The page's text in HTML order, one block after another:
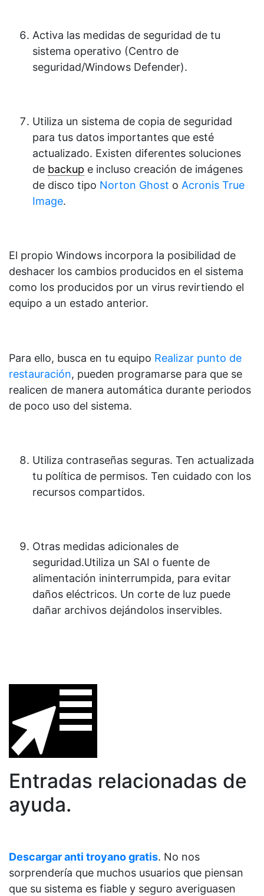
Activa las medidas de seguridad de tu
sistema operativo (Centro de
seguridad/Windows Defender).
Utiliza un sistema de copia de seguridad
para tus datos importantes que esté
actualizado. Existen diferentes soluciones
de backup e incluso creación de imágenes
de disco tipo Norton Ghost o Acronis True
Image.
El propio Windows incorpora la posibilidad de
deshacer los cambios producidos en el sistema
como los producidos por un virus revirtiendo el
equipo a un estado anterior.
Para ello, busca en tu equipo Realizar punto de
restauración, pueden programarse para que se
realicen de manera automática durante periodos
de poco uso del sistema.
Utiliza contraseñas seguras. Ten actualizada
tu política de permisos. Ten cuidado con los
recursos compartidos.
Otras medidas adicionales de
seguridad.Utiliza un SAI o fuente de
alimentación ininterrumpida, para evitar
daños eléctricos. Un corte de luz puede
dañar archivos dejándolos inservibles.
Entradas relacionadas de
ayuda.
Descargar anti troyano gratis. No nos
sorprendería que muchos usuarios que piensan
que su sistema es fiable y seguro averiguasen